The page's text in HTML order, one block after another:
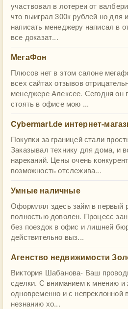
участвовал в лотереи от
что выиграл 300к рублей но для
написать менеджеру написал в
все доказат...
МегаФон
Плюсов нет в этом салоне
всех сайтах отзывов
менеджере Алексее. Сегодня он
стоять в офисе мою ...
Cybermart.de интернет-
Покупки за границей стали
Заказывал технику для дома, и
нареканий. Цены очень
возможность отслежива...
Умные наличные
Оформлял здесь займ в первый
полностью доволен. Процесс
без поездок в офис и лишней
действительно выз...
Агенство недвижимости
Виктория Шабанова- Ваш
сделки. С вниманием к мнению и
одновременно и с непреклонной
незнанию хо...